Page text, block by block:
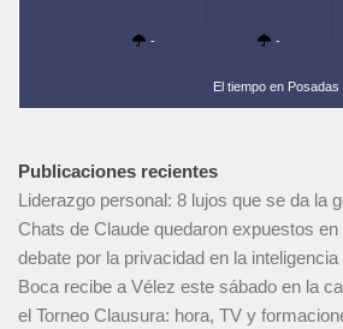
- -
El tiempo en Posadas
Publicaciones recientes
Liderazgo personal: 8 lujos que se da la
Chats de Claude quedaron expuestos
debate por la privacidad en la inteligencia
Boca recibe a Vélez este sábado en la
el Torneo Clausura: hora, TV y